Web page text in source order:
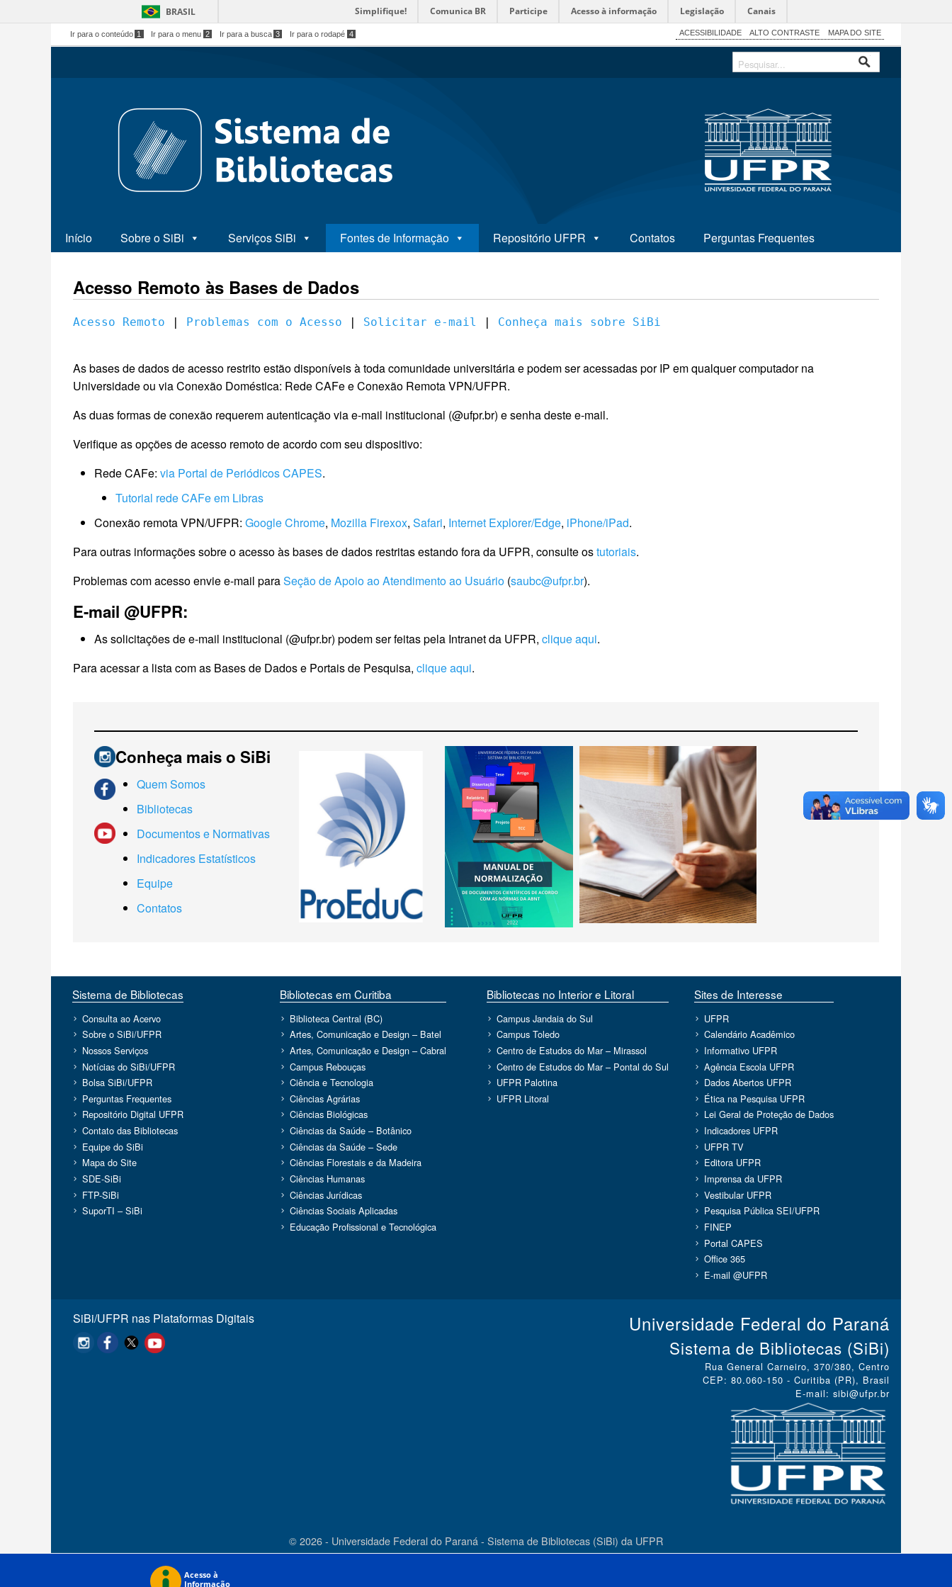
BRASIL Simplifique! Comunica BR Participe Acesso à informação Legislação Canais
Ir para o conteúdo 1 Ir para o menu 2 Ir para a busca 3 Ir para o rodapé 4 ACESSIBILIDADE ALTO CONTRASTE MAPA DO SITE
Início Sobre o SiBi Serviços SiBi Fontes de Informação Repositório UFPR Contatos Perguntas Frequentes
Acesso Remoto às Bases de Dados
Acesso Remoto | Problemas com o Acesso | Solicitar e-mail | Conheça mais sobre SiBi
As bases de dados de acesso restrito estão disponíveis à toda comunidade universitária e podem ser acessadas por IP em qualquer computador na
Universidade ou via Conexão Doméstica: Rede CAFe e Conexão Remota VPN/UFPR.
As duas formas de conexão requerem autenticação via e-mail institucional (@ufpr.br) e senha deste e-mail.
Verifique as opções de acesso remoto de acordo com seu dispositivo:
Rede CAFe: via Portal de Periódicos CAPES.
Tutorial rede CAFe em Libras
Conexão remota VPN/UFPR: Google Chrome, Mozilla Firexox, Safari, Internet Explorer/Edge, iPhone/iPad.
Para outras informações sobre o acesso às bases de dados restritas estando fora da UFPR, consulte ostutoriais.
Problemas com acesso envie e-mail paraSeção de Apoio ao Atendimento ao Usuário (saubc@ufpr.br).
E-mail @UFPR:
As solicitações de e-mail institucional (@ufpr.br) podem ser feitas pela Intranet da UFPR, clique aqui.
Para acessar a lista com as Bases de Dados e Portais de Pesquisa, clique aqui.
Conheça mais o SiBi
Quem Somos
Bibliotecas
Documentos e Normativas
Indicadores Estatísticos
Equipe
Contatos
Sistema de Bibliotecas
Consulta ao Acervo
Sobre o SiBi/UFPR
Nossos Serviços
Notícias do SiBi/UFPR
Bolsa SiBi/UFPR
Perguntas Frequentes
Repositório Digital UFPR
Contato das Bibliotecas
Equipe do SiBi
Mapa do Site
SDE-SiBi
FTP-SiBi
SuporTI – SiBi
Bibliotecas em Curitiba
Biblioteca Central (BC)
Artes, Comunicação e Design – Batel
Artes, Comunicação e Design – Cabral
Campus Rebouças
Ciência e Tecnologia
Ciências Agrárias
Ciências Biológicas
Ciências da Saúde – Botânico
Ciências da Saúde – Sede
Ciências Florestais e da Madeira
Ciências Humanas
Ciências Jurídicas
Ciências Sociais Aplicadas
Educação Profissional e Tecnológica
Bibliotecas no Interior e Litoral
Campus Jandaia do Sul
Campus Toledo
Centro de Estudos do Mar – Mirassol
Centro de Estudos do Mar – Pontal do Sul
UFPR Palotina
UFPR Litoral
Sites de Interesse
UFPR
Calendário Acadêmico
Informativo UFPR
Agência Escola UFPR
Dados Abertos UFPR
Ética na Pesquisa UFPR
Lei Geral de Proteção de Dados
Indicadores UFPR
UFPR TV
Editora UFPR
Imprensa da UFPR
Vestibular UFPR
Pesquisa Pública SEI/UFPR
FINEP
Portal CAPES
Office 365
E-mail @UFPR
SiBi/UFPR nas Plataformas Digitais Universidade Federal do Paraná
Sistema de Bibliotecas (SiBi)
Rua General Carneiro, 370/380, Centro
CEP: 80.060-150 - Curitiba (PR), Brasil
E-mail: sibi@ufpr.br
© 2026 - Universidade Federal do Paraná - Sistema de Bibliotecas (SiBi) da UFPR